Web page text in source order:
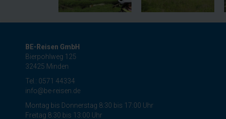
BE-Reisen GmbH
Bierpohlweg 125
32425 Minden
Tel.: 0571 44334
info@be-reisen.de
Montag bis Donnerstag 8:30 bis 17:00 Uhr
Freitag 8:30 bis 13:00 Uhr